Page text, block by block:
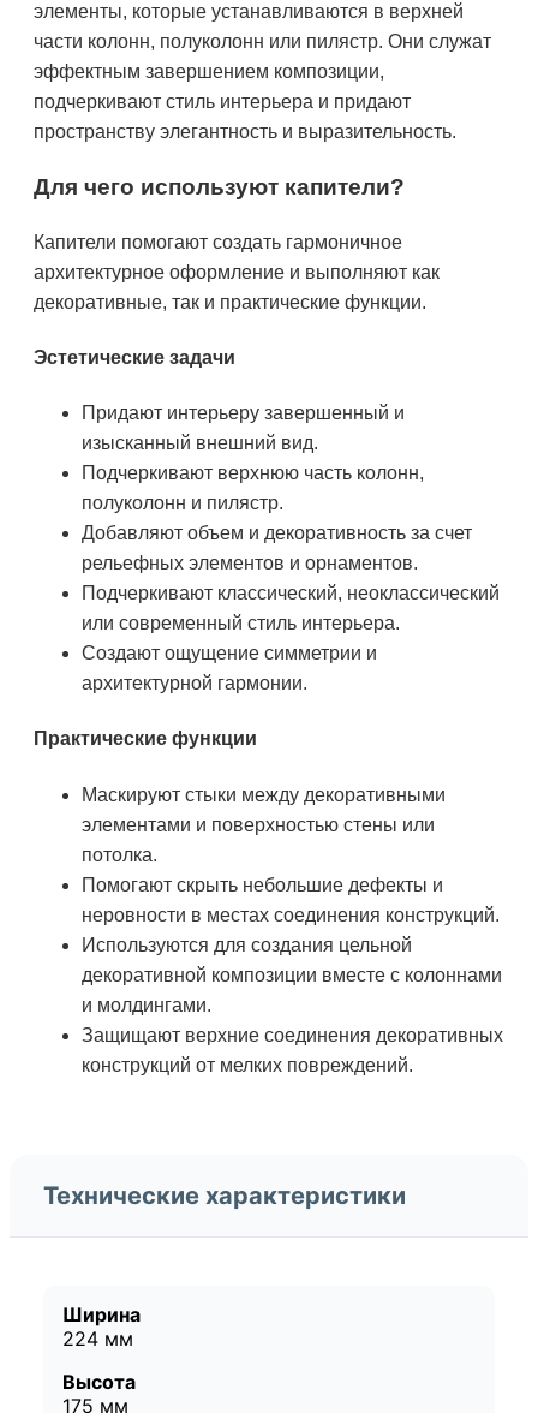
элементы, которые устанавливаются в верхней
части колонн, полуколонн или пилястр. Они служат
эффектным завершением композиции,
подчеркивают стиль интерьера и придают
пространству элегантность и выразительность.
Для чего используют капители?
Капители помогают создать гармоничное
архитектурное оформление и выполняют как
декоративные, так и практические функции.
Эстетические задачи
Придают интерьеру завершенный и
изысканный внешний вид.
Подчеркивают верхнюю часть колонн,
полуколонн и пилястр.
Добавляют объем и декоративность за счет
рельефных элементов и орнаментов.
Подчеркивают классический, неоклассический
или современный стиль интерьера.
Создают ощущение симметрии и
архитектурной гармонии.
Практические функции
Маскируют стыки между декоративными
элементами и поверхностью стены или
потолка.
Помогают скрыть небольшие дефекты и
неровности в местах соединения конструкций.
Используются для создания цельной
декоративной композиции вместе с колоннами
и молдингами.
Защищают верхние соединения декоративных
конструкций от мелких повреждений.
Технические характеристики
Ширина
224 мм
Высота
175 мм